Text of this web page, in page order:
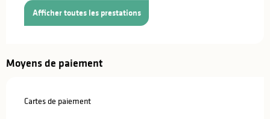
Afficher toutes les prestations
Moyens de paiement
Cartes de paiement